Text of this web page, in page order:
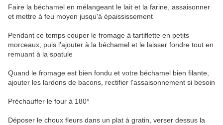
Faire la béchamel en mélangeant le lait et la farine, assaisonner
et mettre à feu moyen jusqu'à épaississement
Pendant ce temps couper le fromage à tartiflette en petits
morceaux, puis l'ajouter à la béchamel et le laisser fondre tout en
remuant à la spatule
Quand le fromage est bien fondu et votre béchamel bien filante,
ajouter les lardons de bacons, rectifier l'assaisonnement si besoin
Préchauffer le four à 180°
Déposer le choux fleurs dans un plat à gratin, verser dessus la